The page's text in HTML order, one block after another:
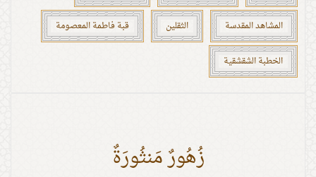
المشاهد المقدسة الثقلين قبة فاطمة المعصومة
الخطبة الشقشقية
زُهُورٌ مَنثُورَةٌ